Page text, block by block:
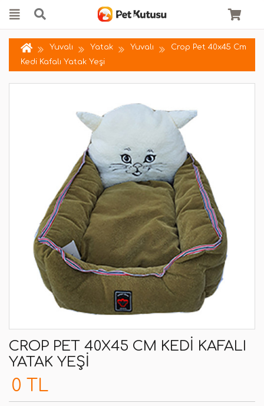
Yuvalı Yatak Yuvalı
Crop Pet 40x45 Cm
Kedi Kafalı Yatak Yeşi
CROP PET 40X45 CM KEDI KAFALI
YATAK YEŞI
0 TL